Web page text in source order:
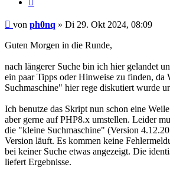
Ungelesener
Beitrag
von ph0nq » Di 29. Okt 2024, 08:09
Guten Morgen in die Runde,
nach längerer Suche bin ich hier gelandet
ein paar Tipps oder Hinweise zu finden, da
Suchmaschine" hier rege diskutiert wurde
Ich benutze das Skript nun schon eine
aber gerne auf PHP8.x umstellen. Leider
die "kleine Suchmaschine" (Version
Version läuft. Es kommen keine
bei keiner Suche etwas angezeigt. Die
liefert Ergebnisse.